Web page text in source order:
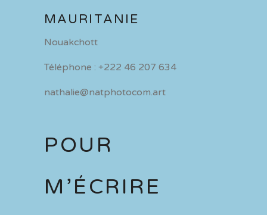
MAURITANIE
Nouakchott
Téléphone : +222 46 207 634
nathalie@natphotocom.art
POUR
M’ÉCRIRE